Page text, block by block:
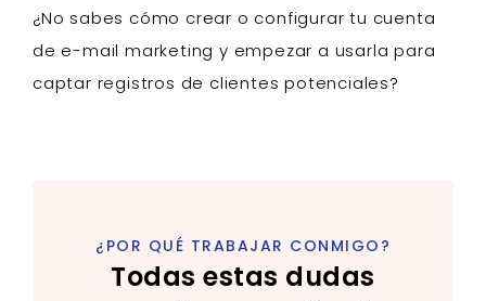
¿No sabes cómo crear o configurar tu cuenta
de e-mail marketing y empezar a usarla para
captar registros de clientes potenciales?
¿POR QUÉ TRABAJAR CONMIGO?
Todas estas dudas